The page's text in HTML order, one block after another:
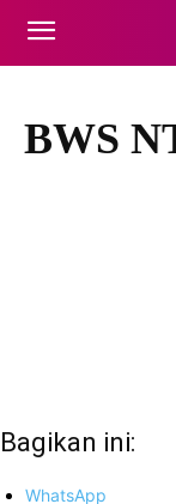
BWS
Bagikan ini:
WhatsApp